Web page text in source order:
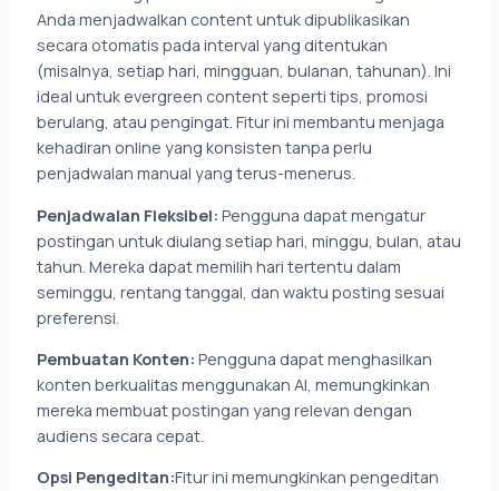
Anda menjadwalkan content untuk dipublikasikan
secara otomatis pada interval yang ditentukan
(misalnya, setiap hari, mingguan, bulanan, tahunan). Ini
ideal untuk evergreen content seperti tips, promosi
berulang, atau pengingat. Fitur ini membantu menjaga
kehadiran online yang konsisten tanpa perlu
penjadwalan manual yang terus-menerus.
Penjadwalan Fleksibel:Pengguna dapat mengatur
postingan untuk diulang setiap hari, minggu, bulan, atau
tahun. Mereka dapat memilih hari tertentu dalam
seminggu, rentang tanggal, dan waktu posting sesuai
preferensi.
Pembuatan Konten:Pengguna dapat menghasilkan
konten berkualitas menggunakan AI, memungkinkan
mereka membuat postingan yang relevan dengan
audiens secara cepat.
Opsi Pengeditan:Fitur ini memungkinkan pengeditan